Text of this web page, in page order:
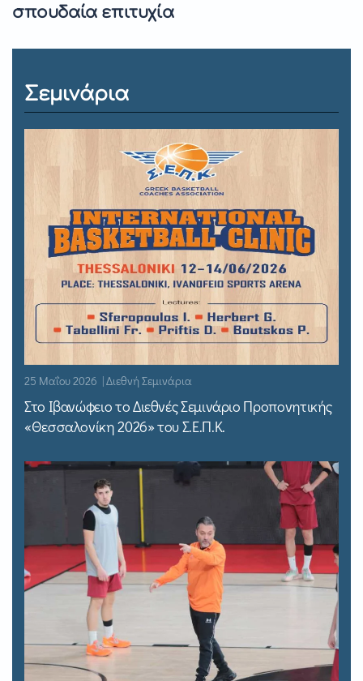
σπουδαία επιτυχία
Σεμινάρια
25 Μαΐου 2026 | Διεθνή Σεμινάρια
Στο Ιβανώφειο το Διεθνές Σεμινάριο Προπονητικής
«Θεσσαλονίκη 2026» του Σ.Ε.Π.Κ.